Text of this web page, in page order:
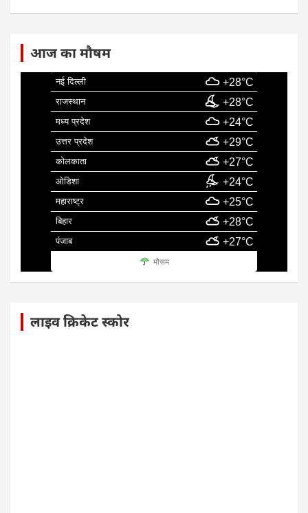
आज का मौषम
नई दिल्ली +28°C
राजस्थान +28°C
मध्य प्रदेश +24°C
उत्तर प्रदेश +29°C
कोलकाता +27°C
ओडिशा +24°C
महाराष्ट्र +25°C
बिहार +28°C
पंजाब +27°C
मौसम
लाइव क्रिकेट स्कोर